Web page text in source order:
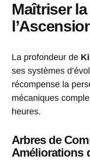
Maîtriser
La profondeur de
ses systèmes
récompense la
mécaniques
heures.
Arbres de
Améliorations